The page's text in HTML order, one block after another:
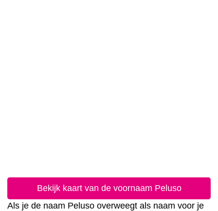
Bekijk kaart van de voornaam Peluso
Als je de naam Peluso overweegt als naam voor je